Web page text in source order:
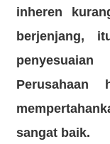
inheren
berjenjang,
sangat baik.